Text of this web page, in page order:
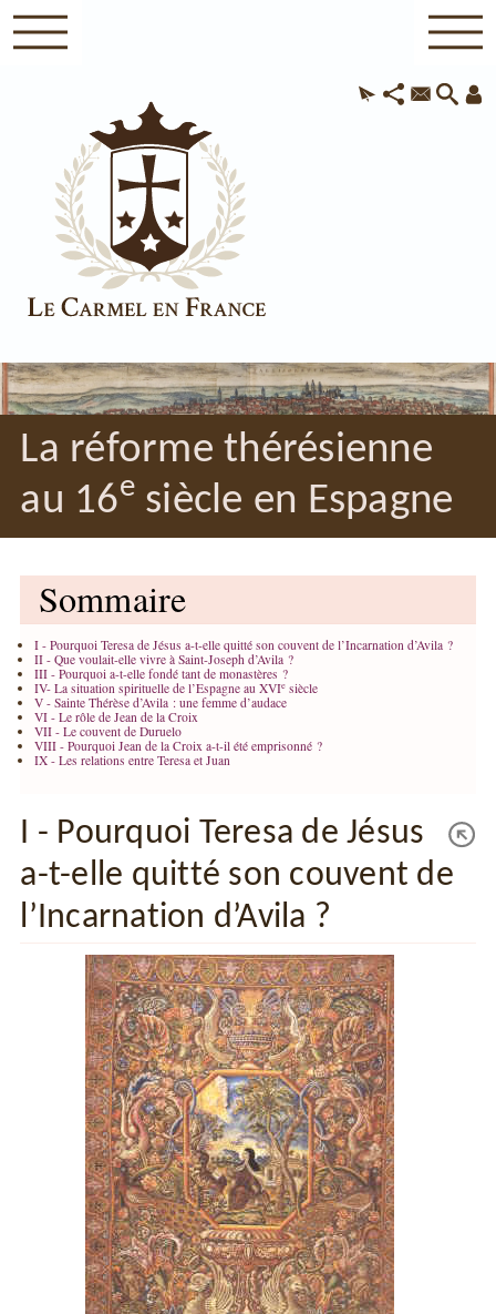
La réforme thérésienne
au 16esiècle en Espagne
Sommaire
I - Pourquoi Teresa de Jésus a-t-elle quitté son couvent de l’Incarnation d’Avila ?
II - Que voulait-elle vivre à Saint-Joseph d’Avila ?
III - Pourquoi a-t-elle fondé tant de monastères ?
IV- La situation spirituelle de l’Espagne au XVIesiècle
V - Sainte Thérèse d’Avila : une femme d’audace
VI - Le rôle de Jean de la Croix
VII - Le couvent de Duruelo
VIII - Pourquoi Jean de la Croix a-t-il été emprisonné ?
IX - Les relations entre Teresa et Juan
I - Pourquoi Teresa de Jésus
a-t-elle quitté son couvent de
l’Incarnation d’Avila ?